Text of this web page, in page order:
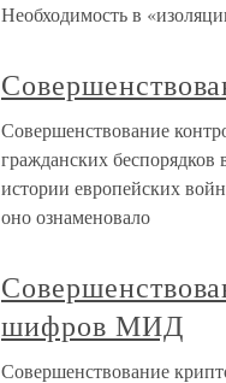
Необходимость в
Совершенствование
гражданских
истории европейских
оно ознаменовало
шифров МИД
Совершенствование